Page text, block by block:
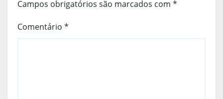
Campos obrigatórios são marcados com *
Comentário *